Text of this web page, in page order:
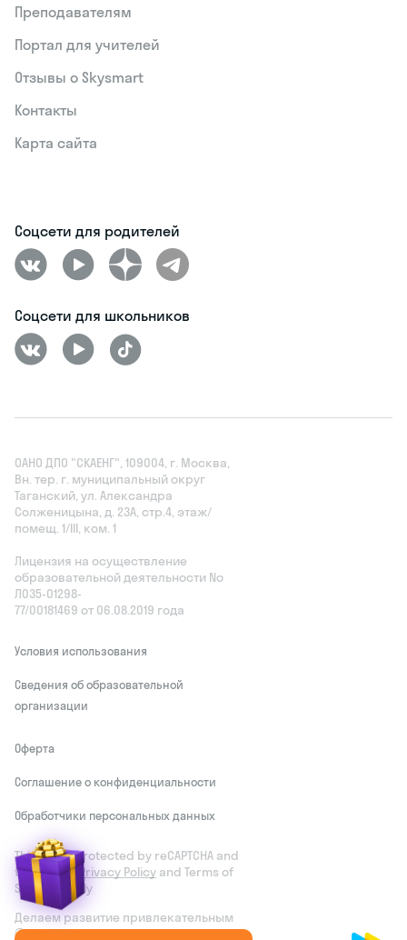
Преподавателям
Портал для учителей
Отзывы о Skysmart
Контакты
Карта сайта
Соцсети для родителей
Соцсети для школьников
ОАНО ДПО "СКАЕНГ", 109004, г. Москва,
Вн. тер. г. муниципальный округ
Таганский, ул. Александра
Солженицына, д. 23А, стр.4, этаж/
помещ. 1/III, ком. 1
Лицензия на осуществление
образовательной деятельности No
Л035‑01298-
77/00181469 от 06.08.2019 года
Условия использования
Сведения об образовательной
организации
Оферта
Соглашение о конфиденциальности
Обработчики персональных данных
This site is protected by reCAPTCHA and
the Google Privacy Policy and Terms of
Service apply
Делаем развитие привлекательным
© Skysmart, 2026